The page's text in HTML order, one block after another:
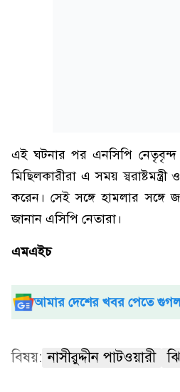
এই ঘটনার পর এনসিপি নেতৃবৃন্দ
মি‌ছিলকারীরা এ সময়
করেন। সেই সঙ্গে হামলার সঙ্গে
জানান এ‌সি‌পি নেতারা।
এমএইচ
আমার দেশের খবর পেতে
বিষয়: নাসীরুদ্দীন পাটওয়ারী